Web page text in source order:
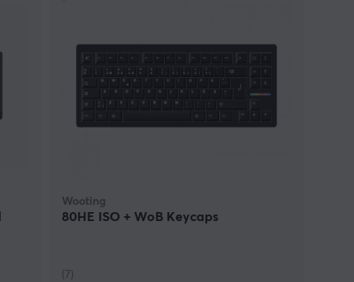
Wooting
80HE ISO + WoB Keycaps
(7)